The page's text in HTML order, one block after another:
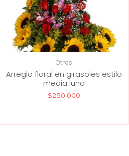
Otros
Arreglo floral en girasoles estilo
media luna
$250.000